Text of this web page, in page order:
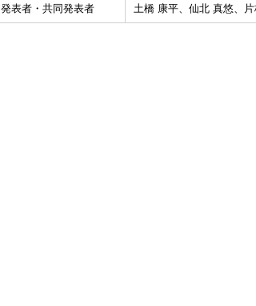
発表者・共同発表者 土橋 康平、仙北 真悠、